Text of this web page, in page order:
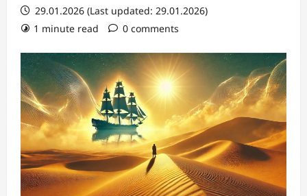
29.01.2026 (Last updated: 29.01.2026)
1 minute read
0 comments